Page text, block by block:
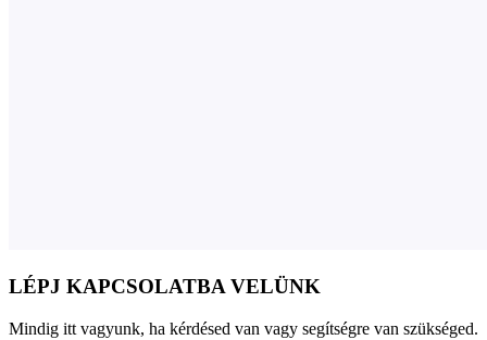
LÉPJ KAPCSOLATBA VELÜNK
Mindig itt vagyunk, ha kérdésed van vagy segítségre van szükséged.